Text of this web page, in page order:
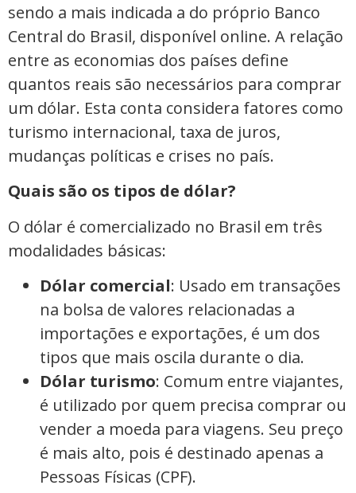
sendo a mais indicada a do próprio Banco
Central do Brasil, disponível online. A relação
entre as economias dos países define
quantos reais são necessários para comprar
um dólar. Esta conta considera fatores como
turismo internacional, taxa de juros,
mudanças políticas e crises no país.
Quais são os tipos de dólar?
O dólar é comercializado no Brasil em três
modalidades básicas:
Dólar comercial: Usado em transações
na bolsa de valores relacionadas a
importações e exportações, é um dos
tipos que mais oscila durante o dia.
Dólar turismo: Comum entre viajantes,
é utilizado por quem precisa comprar ou
vender a moeda para viagens. Seu preço
é mais alto, pois é destinado apenas a
Pessoas Físicas (CPF).